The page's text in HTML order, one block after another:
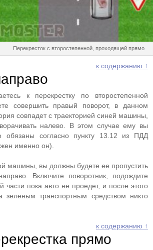
Перекресток с второстепенной, проходящей прямо
к содержанию ↑
к перекрестку по второстепенной
совершить правый поворот, в данном
совпадет с траекторией синей машины,
налево. В этом случае ему вы
обязаны согласно пункту 13.12 из ПДД
именно он).
машины, вы должны будете ее пропустить
Включите поворотник, подождите
части пока авто не проедет, и после этого
зеленым транспортным средством никто
к содержанию ↑
прямо